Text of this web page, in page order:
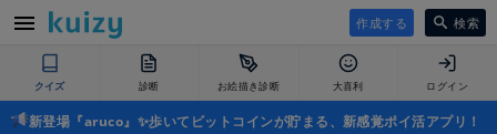
作成する 検索
クイズ 診断 お絵描き診断 大喜利 ログイン
新登場『aruco』✨歩いてビットコインが貯まる、新感覚ポイ活アプリ！